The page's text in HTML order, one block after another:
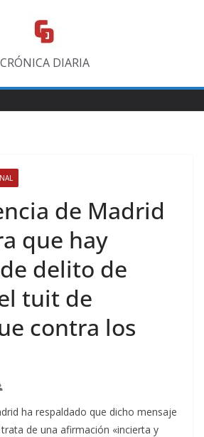
CRÓNICA DIARIA
de Madrid
que hay
delito de
tuit de
contra los
ha respaldado que dicho mensaje
de una afirmación «incierta y